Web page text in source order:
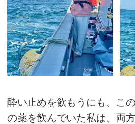
酔い止めを飲もうにも、こ
の薬を飲んでいた私は、両